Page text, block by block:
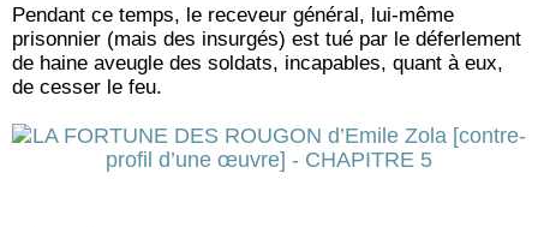
Pendant ce temps, le receveur général, lui-même
prisonnier (mais des insurgés) est tué par le déferlement
de haine aveugle des soldats, incapables, quant à eux,
de cesser le feu.